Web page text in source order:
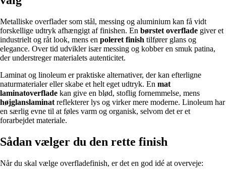
Metalliske overflader som stål, messing og aluminium kan få vidt
forskellige udtryk afhængigt af finishen. En børstet overflade giver et
industrielt og råt look, mens en poleret finish tilfører glans og
elegance. Over tid udvikler især messing og kobber en smuk patina,
der understreger materialets autenticitet.
Laminat og linoleum er praktiske alternativer, der kan efterligne
naturmaterialer eller skabe et helt eget udtryk. En mat
laminatoverflade kan give en blød, stoflig fornemmelse, mens
højglanslaminat reflekterer lys og virker mere moderne. Linoleum har
en særlig evne til at føles varm og organisk, selvom det er et
forarbejdet materiale.
Sådan vælger du den rette finish
Når du skal vælge overfladefinish, er det en god idé at overveje: